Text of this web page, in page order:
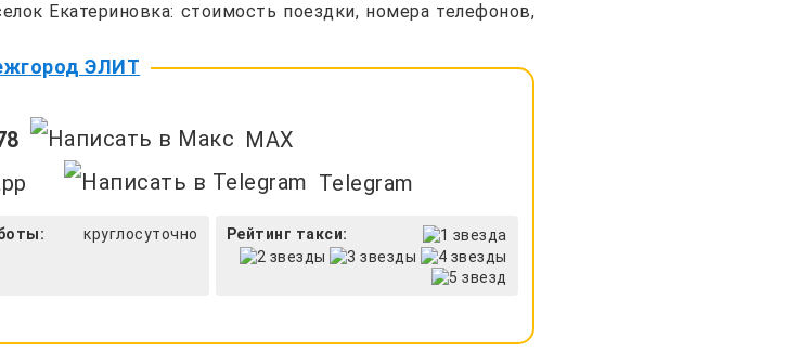
Екатериновка: стоимость поездки, номера телефонов,
ЭЛИТ
MAX
Telegram
круглосуточно Рейтинг такси: